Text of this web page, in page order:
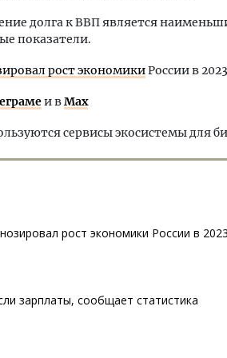
долга к ВВП является
показатели.
рост экономикиРоссии в
и вMax
сервисы экосистемы для
рост экономики России в
зарплаты, сообщает статистика